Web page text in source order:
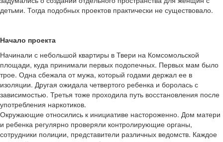
детьми. Тогда подобных проектов практически не существовало.
Начало проекта
Начинали с небольшой квартиры в Твери на Комсомольской
площади, куда принимали первых подопечных. Первых мам было
трое. Одна сбежала от мужа, который годами держал ее в
изоляции. Другая ожидала четвертого ребенка и боролась с
зависимостью. Третья тоже проходила путь восстановления после
употребления наркотиков.
Окружающие относились к инициативе настороженно. Дом матери
и ребенка регулярно проверяли контролирующие органы,
сотрудники полиции, представители различных ведомств. Каждое